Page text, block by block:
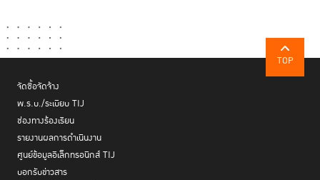
TOP
จัดซื้อจัดจ้าง
พ.ร.บ./ระเบียบ TIJ
ช่องทางร้องเรียน
รายงานผลการดำเนินงาน
ศูนย์ข้อมูลอิเล็กทรอนิกส์ TIJ
บอกรับข่าวสาร